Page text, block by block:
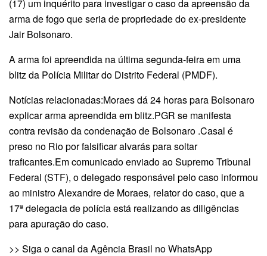
(17) um inquérito para investigar o caso da apreensão da
arma de fogo que seria de propriedade do ex-presidente
Jair Bolsonaro.
A arma foi apreendida na última segunda-feira em uma
blitz da Polícia Militar do Distrito Federal (PMDF).
Notícias relacionadas:Moraes dá 24 horas para Bolsonaro
explicar arma apreendida em blitz.PGR se manifesta
contra revisão da condenação de Bolsonaro .Casal é
preso no Rio por falsificar alvarás para soltar
traficantes.Em comunicado enviado ao Supremo Tribunal
Federal (STF), o delegado responsável pelo caso informou
ao ministro Alexandre de Moraes, relator do caso, que a
17ª delegacia de polícia está realizando as diligências
para apuração do caso.
>> Siga o canal da Agência Brasil no WhatsApp